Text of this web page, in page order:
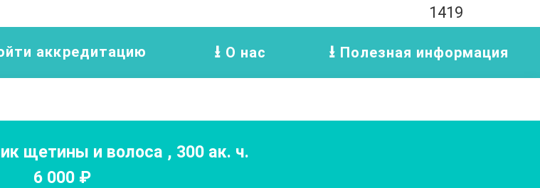
1419
аккредитацию О нас Полезная информация
щетины и волоса , 300 ак. ч.
6 000₽